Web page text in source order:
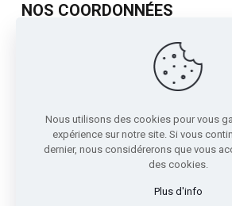
NOS COORDONNÉES
717, Avenue de St Quentin
sori@sori.fr
Nous utilisons des cookies pour vous
expérience sur notre site. Si vous
dernier, nous considérerons que vous
des cookies.
Plus d'info